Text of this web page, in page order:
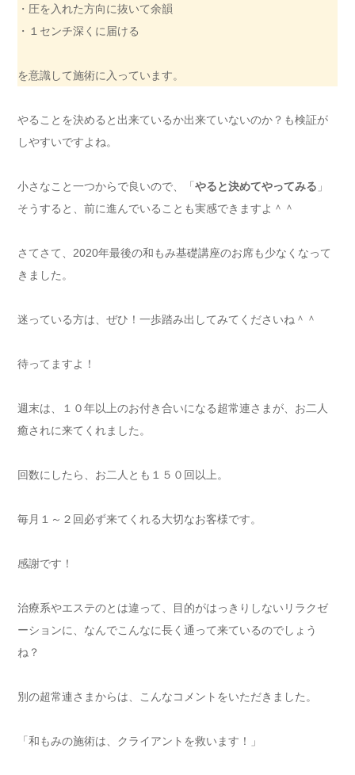
・圧を入れた方向に抜いて余韻
・１センチ深くに届ける
を意識して施術に入っています。
やることを決めると出来ているか出来ていないのか？も検証が
しやすいですよね。
小さなこと一つからで良いので、「 やると決めてやってみる 」
そうすると、前に進んでいることも実感できますよ＾＾
さてさて、2020年最後の和もみ基礎講座のお席も少なくなって
きました。
迷っている方は、ぜひ！一歩踏み出してみてくださいね＾＾
待ってますよ！
週末は、１０年以上のお付き合いになる超常連さまが、お二人
癒されに来てくれました。
回数にしたら、お二人とも１５０回以上。
毎月１～２回必ず来てくれる大切なお客様です。
感謝です！
治療系やエステのとは違って、目的がはっきりしないリラクゼ
ーションに、なんでこんなに長く通って来ているのでしょう
ね？
別の超常連さまからは、こんなコメントをいただきました。
「和もみの施術は、クライアントを救います！」